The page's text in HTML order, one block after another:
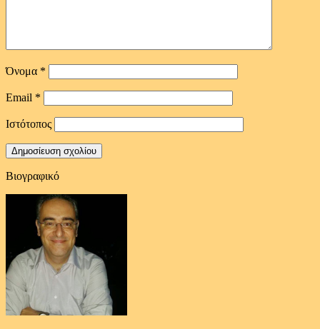
Όνομα *
Email *
Ιστότοπος
Βιογραφικό